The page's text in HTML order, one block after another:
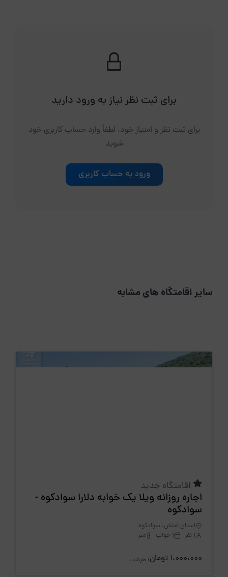
برای ثبت نظر نیاز به ورود دارید
برای ثبت نظر و امتیاز خود، لطفاً وارد حساب کاربری خود
شوید
ورود به حساب کاربری
سایر اقامتگاه های مشابه
اقامتگاه جدید
اجاره روزانه ویلا یک خوابه دلارا سوادکوه -
سوادکوه
استان املش، سوادکوه
1 نفر
1 خواب متر
1،000،000 تومان / هرشب